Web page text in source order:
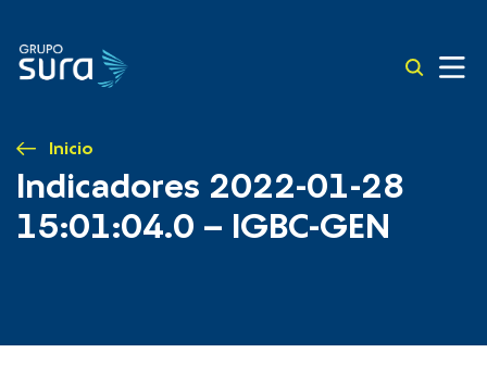
Inicio
Indicadores 2022-01-28
15:01:04.0 – IGBC-GEN